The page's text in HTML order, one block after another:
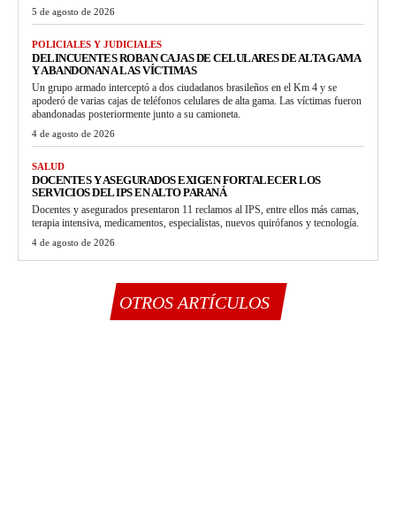
5 de agosto de 2026
POLICIALES Y JUDICIALES
DELINCUENTES ROBAN CAJAS DE CELULARES DE ALTA GAMA
Y ABANDONAN A LAS VÍCTIMAS
Un grupo armado interceptó a dos ciudadanos brasileños en el Km 4 y se
apoderó de varias cajas de teléfonos celulares de alta gama. Las víctimas fueron
abandonadas posteriormente junto a su camioneta.
4 de agosto de 2026
SALUD
DOCENTES Y ASEGURADOS EXIGEN FORTALECER LOS
SERVICIOS DEL IPS EN ALTO PARANÁ
Docentes y asegurados presentaron 11 reclamos al IPS, entre ellos más camas,
terapia intensiva, medicamentos, especialistas, nuevos quirófanos y tecnología.
4 de agosto de 2026
OTROS ARTÍCULOS